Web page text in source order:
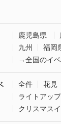
鹿児島県
九州
福岡
→全国のイ
全件 花見
ライトアップ
クリスマス